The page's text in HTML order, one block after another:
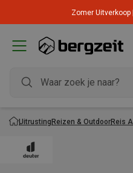
Zomer Uitverkoop
UitrustingReizen & OutdoorReis